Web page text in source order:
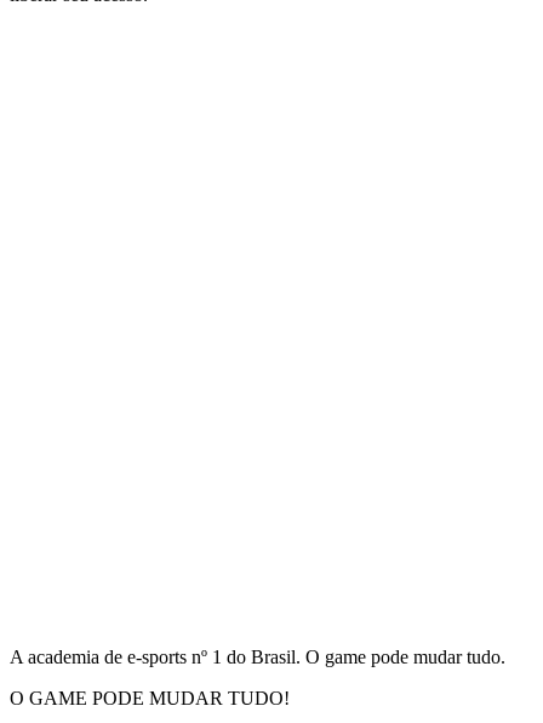
A academia de e-sports nº 1 do Brasil. O game pode mudar tudo.
O GAME PODE MUDAR TUDO!